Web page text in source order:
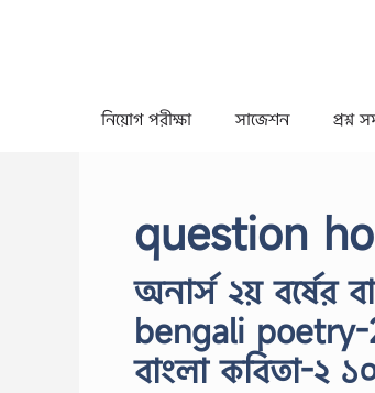
নিয়োগ পরীক্ষা সাজেশন প্রশ্ন
question
অনার্স ২য় বর্ষের
bengali poetry-
বাংলা কবিতা-২